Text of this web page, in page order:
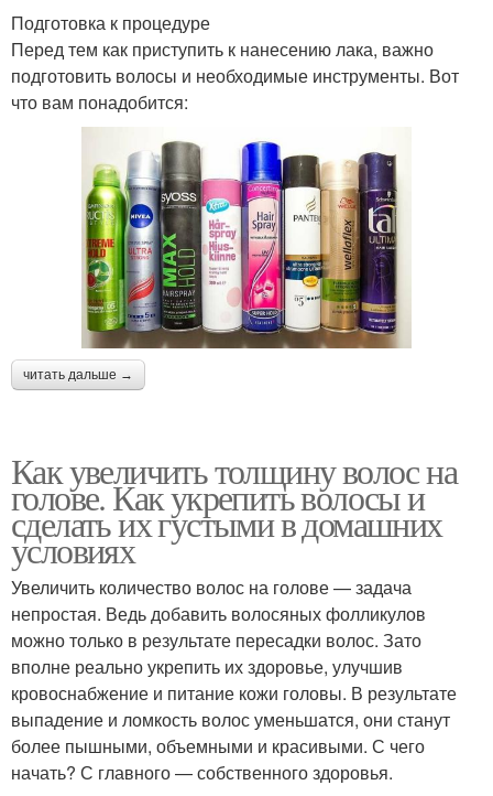
Подготовка к процедуре
Перед тем как приступить к нанесению лака, важно
подготовить волосы и необходимые инструменты. Вот
что вам понадобится:
читать дальше →
Как увеличить толщину волос на
голове. Как укрепить волосы и
сделать их густыми в домашних
условиях
Увеличить количество волос на голове — задача
непростая. Ведь добавить волосяных фолликулов
можно только в результате пересадки волос. Зато
вполне реально укрепить их здоровье, улучшив
кровоснабжение и питание кожи головы. В результате
выпадение и ломкость волос уменьшатся, они станут
более пышными, объемными и красивыми. С чего
начать? С главного — собственного здоровья.